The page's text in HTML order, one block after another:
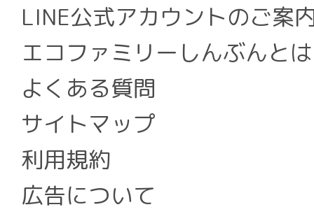
LINE公式アカウントのご案
エコファミリーしんぶんとは
よくある質問
サイトマップ
利用規約
広告について